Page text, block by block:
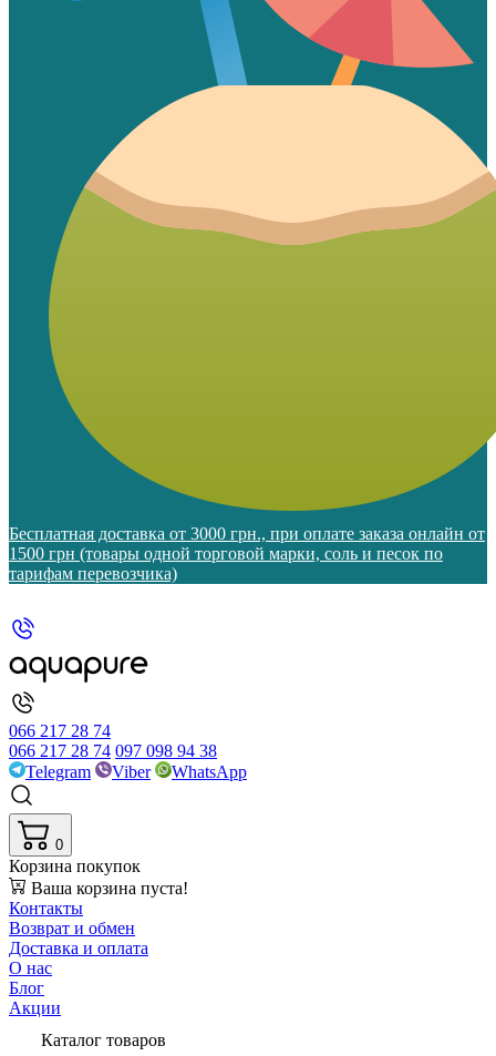
Бесплатная доставка от 3000 грн., при оплате заказа онлайн от
1500 грн (товары одной торговой марки, соль и песок по
тарифам перевозчика)
066 217 28 74
066 217 28 74 097 098 94 38
Telegram
Viber WhatsApp
0
Корзина покупок
Ваша корзина пуста!
Контакты
Возврат и обмен
Доставка и оплата
О нас
Блог
Акции
Каталог товаров